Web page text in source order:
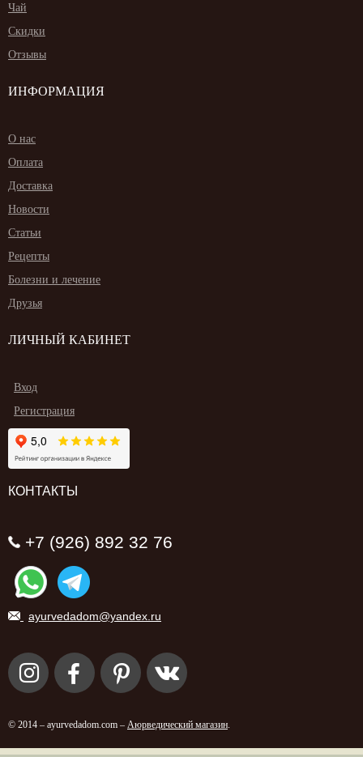
Чай
Скидки
Отзывы
ИНФОРМАЦИЯ
О нас
Оплата
Доставка
Новости
Статьи
Рецепты
Болезни и лечение
Друзья
ЛИЧНЫЙ КАБИНЕТ
Вход
Регистрация
КОНТАКТЫ
+7 (926) 892 32 76
ayurvedadom@yandex.ru
© 2014 – ayurvedadom.com – Аюрведический магазин